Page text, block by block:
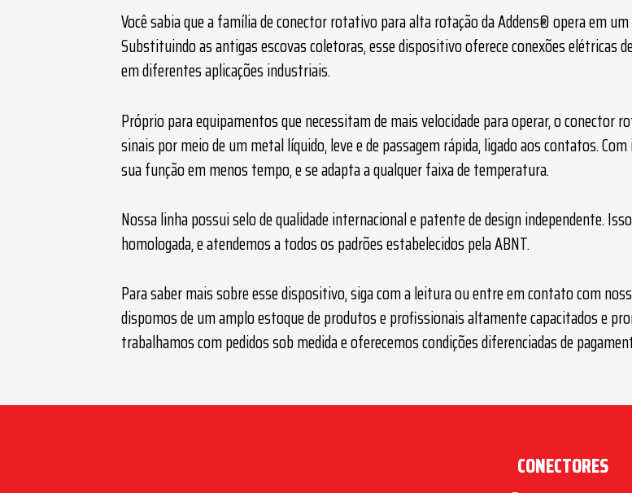
WHATSAPP
Você sabia que a família deconector rotativo para alta rotaçãoda Addens® opera em
Substituindo as antigas escovas coletoras, esse dispositivo oferece conexões elétricas
em diferentes aplicações industriais.
Próprio para equipamentos que necessitam de mais velocidade para operar, oconector
sinais por meio de um metal líquido, leve e de passagem rápida, ligado aos contatos.
sua função em menos tempo, e se adapta a qualquer faixa de temperatura.
Nossa linha possui selo de qualidade internacional e patente de design independente.
homologada, e atendemos a todos os padrões estabelecidos pela ABNT.
Para saber mais sobre esse dispositivo, siga com a leitura ou entre em contato com
dispomos de um amplo estoque de produtos e profissionais altamente capacitados e
trabalhamos com pedidos sob medida e oferecemos condições diferenciadas de
CONECTORES